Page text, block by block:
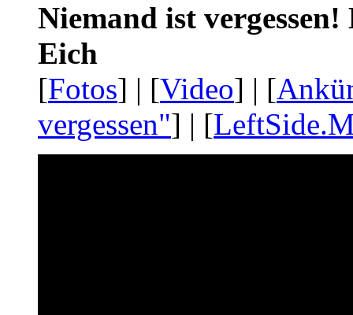
Niemand ist
Eich
[Fotos] | [Video] | [
vergessen"] | [